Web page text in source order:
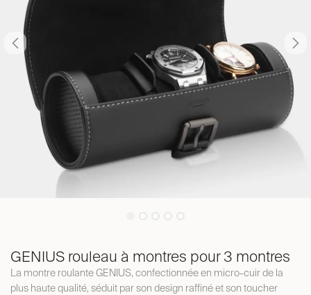
GENIUS rouleau à montres pour 3 montres
La montre roulante GENIUS, confectionnée en micro-cuir de la
plus haute qualité, séduit par son design raffiné et son toucher